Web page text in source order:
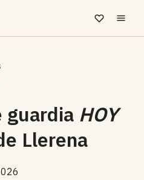
guardia HOY
Llerena